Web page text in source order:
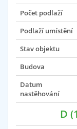
Počet podlaží
Podlaží umístění
Stav objektu
Budova
Datum
nastěhování
D